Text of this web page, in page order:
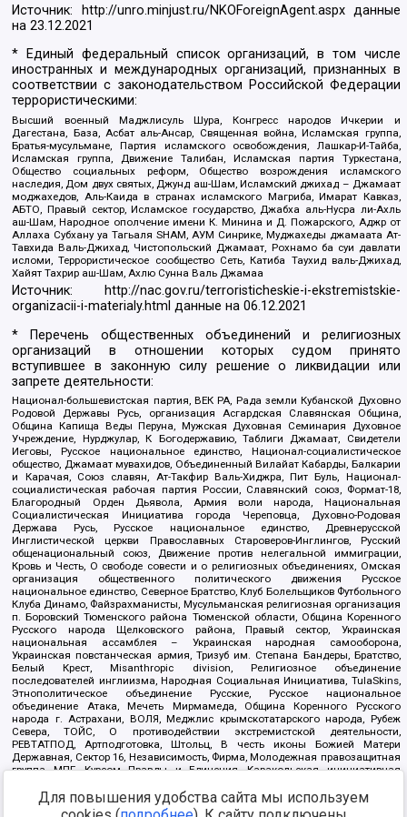
Источник: http://unro.minjust.ru/NKOForeignAgent.aspxданные
на23.12.2021
* Единый федеральный список организаций, в том числе
иностранных и международных организаций, признанных в
соответствии с законодательством Российской Федерации
террористическими:
Высший военный Маджлисуль Шура, Конгресс народов Ичкерии и
Дагестана, База, Асбат аль-Ансар, Священная война, Исламская группа,
Братья-мусульмане, Партия исламского освобождения, Лашкар-И-Тайба,
Исламская группа, Движение Талибан, Исламская партия Туркестана,
Общество социальных реформ, Общество возрождения исламского
наследия, Дом двух святых, Джунд аш-Шам, Исламский джихад – Джамаат
моджахедов, Аль-Каида в странах исламского Магриба, Имарат Кавказ,
АБТО, Правый сектор, Исламское государство, Джабха аль-Нусра ли-Ахль
аш-Шам, Народное ополчение имени К. Минина и Д. Пожарского, Аджр от
Аллаха Субхану уа Тагьаля SHAM, АУМ Синрике, Муджахеды джамаата Ат-
Тавхида Валь-Джихад, Чистопольский Джамаат, Рохнамо ба суи давлати
исломи, Террористическое сообщество Сеть, Катиба Таухид валь-Джихад,
Хайят Тахрир аш-Шам, Ахлю Сунна Валь Джамаа
Источник:
http://nac.gov.ru/terroristicheskie-i-ekstremistskie-
organizacii-i-materialy.html данные на06.12.2021
* Перечень общественных объединений и религиозных
организаций в отношении которых судом принято
вступившее в законную силу решение о ликвидации или
запрете деятельности:
Национал-большевистская партия, ВЕК РА, Рада земли Кубанской Духовно
Родовой Державы Русь, организация Асгардская Славянская Община,
Община Капища Веды Перуна, Мужская Духовная Семинария Духовное
Учреждение, Нурджулар, К Богодержавию, Таблиги Джамаат, Свидетели
Иеговы, Русское национальное единство, Национал-социалистическое
общество, Джамаат мувахидов, Объединенный Вилайат Кабарды, Балкарии
и Карачая, Союз славян, Ат-Такфир Валь-Хиджра, Пит Буль, Национал-
социалистическая рабочая партия России, Славянский союз, Формат-18,
Благородный Орден Дьявола, Армия воли народа, Национальная
Социалистическая Инициатива города Череповца, Духовно-Родовая
Держава Русь, Русское национальное единство, Древнерусской
Инглистической церкви Православных Староверов-Инглингов, Русский
общенациональный союз, Движение против нелегальной иммиграции,
Кровь и Честь, О свободе совести и о религиозных объединениях, Омская
организация общественного политического движения Русское
национальное единство, Северное Братство, Клуб Болельщиков Футбольного
Клуба Динамо, Файзрахманисты, Мусульманская религиозная организация
п. Боровский Тюменского района Тюменской области, Община Коренного
Русского народа Щелковского района, Правый сектор, Украинская
национальная ассамблея – Украинская народная самооборона,
Украинская повстанческая армия, Тризуб им. Степана Бандеры, Братство,
Белый Крест, Misanthropic division, Религиозное объединение
последователей инглиизма, Народная Социальная Инициатива, TulaSkins,
Этнополитическое объединение Русские, Русское национальное
объединение Атака, Мечеть Мирмамеда, Община Коренного Русского
народа г. Астрахани, ВОЛЯ, Меджлис крымскотатарского народа, Рубеж
Севера, ТОЙС, О противодействии экстремистской деятельности,
РЕВТАТПОД, Артподготовка, Штольц, В честь иконы Божией Матери
Державная, Сектор 16, Независимость, Фирма, Молодежная правозащитная
группа МПГ, Курсом Правды и Единения, Каракольская инициативная
Благотворительный пансионат Ак Умут, Русская республика Русь,
Арестантское уголовное единство, Башкорт, Нация и свобода, W.H.С., Фалунь
Для повышения удобства сайта мы используем